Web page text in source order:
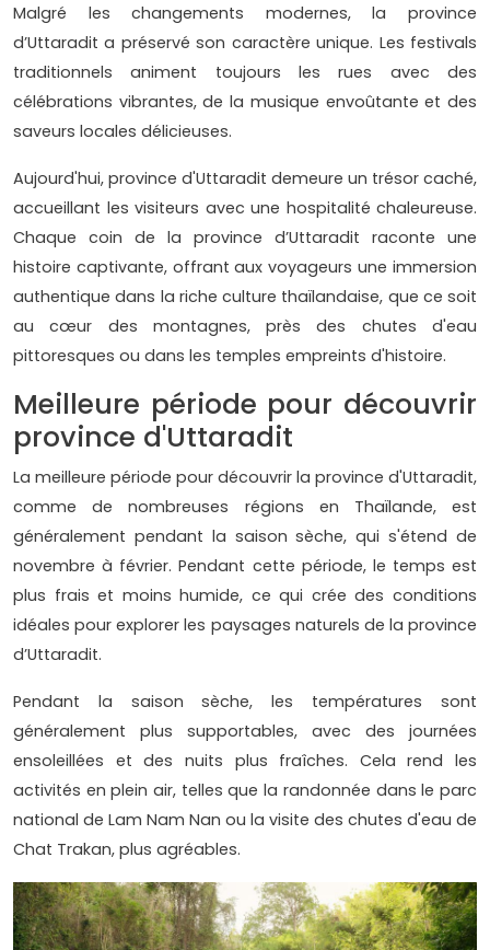
Malgré les changements modernes, la province
d’Uttaradit a préservé son caractère unique. Les festivals
traditionnels animent toujours les rues avec des
célébrations vibrantes, de la musique envoûtante et des
saveurs locales délicieuses.
Aujourd'hui, province d'Uttaradit demeure un trésor caché,
accueillant les visiteurs avec une hospitalité chaleureuse.
Chaque coin de la province d’Uttaradit raconte une
histoire captivante, offrant aux voyageurs une immersion
authentique dans la riche culture thaïlandaise, que ce soit
au cœur des montagnes, près des chutes d'eau
pittoresques ou dans les temples empreints d'histoire.
Meilleure période pour découvrir
province d'Uttaradit
La meilleure période pour découvrir la province d'Uttaradit,
comme de nombreuses régions en Thaïlande, est
généralement pendant la saison sèche, qui s'étend de
novembre à février. Pendant cette période, le temps est
plus frais et moins humide, ce qui crée des conditions
idéales pour explorer les paysages naturels de la province
d’Uttaradit.
Pendant la saison sèche, les températures sont
généralement plus supportables, avec des journées
ensoleillées et des nuits plus fraîches. Cela rend les
activités en plein air, telles que la randonnée dans le parc
national de Lam Nam Nan ou la visite des chutes d'eau de
Chat Trakan, plus agréables.